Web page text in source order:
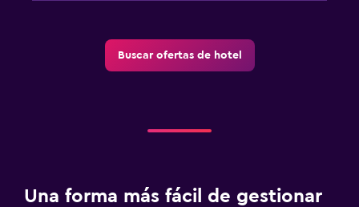
Buscar ofertas de hotel
Una forma más fácil de gestionar